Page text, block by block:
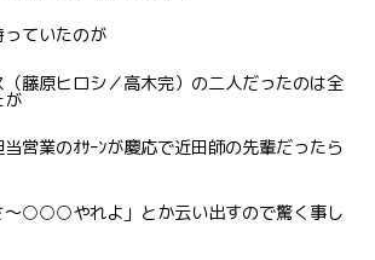
ていたのが
藤原ヒロシ／高木完）の二人だったのは全
が
営業のｵｻｰﾝが慶応で近田師の先輩だったら
〜○○○やれよ」とか云い出すので驚く事し